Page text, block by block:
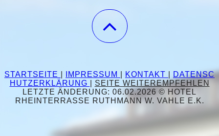
STARTSEITE IMPRESSUM KONTAKT
DATENSC
HUTZERKLÄRUNG
SEITE WEITEREMPFEHLEN
LETZTE ÄNDERUNG: 06.02.2026 © HOTEL
RHEINTERRASSE RUTHMANN W. VAHLE E.K.